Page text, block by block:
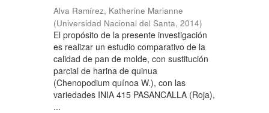
Alva Ramírez, Katherine Marianne
(Universidad Nacional del Santa, 2014)
El propósito de la presente investigación
es realizar un estudio comparativo de la
calidad de pan de molde, con sustitución
parcial de harina de quinua
(Chenopodium quínoa W.), con las
variedades INIA 415 PASANCALLA (Roja),
...